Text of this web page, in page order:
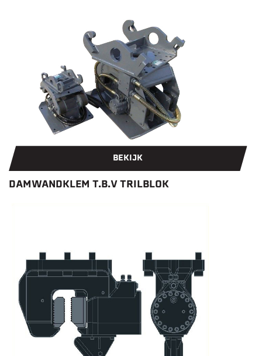
BEKIJK
DAMWANDKLEM T.B.V TRILBLOK